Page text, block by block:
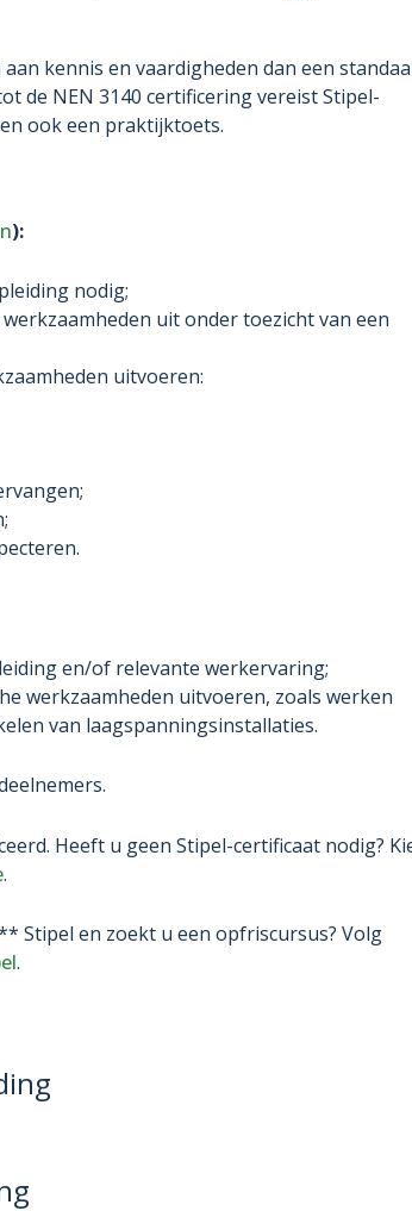
kennis en vaardigheden dan een
de NEN 3140 certificering vereist Stipel-
ook een praktijktoets.
):
nodig;
uit onder toezicht van een
uitvoeren:
en/of relevante werkervaring;
werkzaamheden uitvoeren, zoals werken
van laagspanningsinstallaties.
Heeft u geen Stipel-certificaat nodig?
.
Stipel en zoekt u een opfriscursus? Volg
.